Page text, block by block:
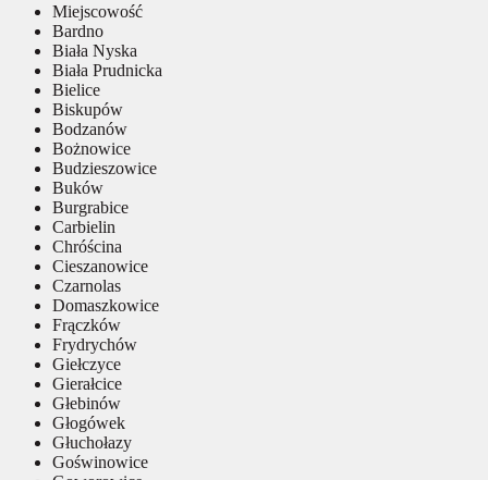
Miejscowość
Bardno
Biała Nyska
Biała Prudnicka
Bielice
Biskupów
Bodzanów
Bożnowice
Budzieszowice
Buków
Burgrabice
Carbielin
Chróścina
Cieszanowice
Czarnolas
Domaszkowice
Frączków
Frydrychów
Giełczyce
Gierałcice
Głebinów
Głogówek
Głuchołazy
Goświnowice